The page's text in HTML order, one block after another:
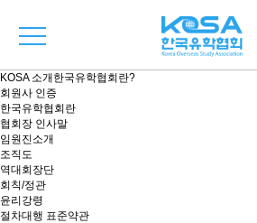
KOSA 소개 한국유학협회란?
회원사 인증
한국유학협회란
협회장 인사말
임원진소개
조직도
역대회장단
회칙/정관
윤리강령
절차대행 표준약관